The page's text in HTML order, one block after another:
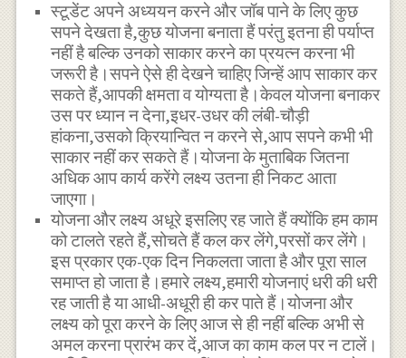
स्टूडेंट अपने अध्ययन करने और जॉब पाने के लिए कुछ
सपने देखता है,कुछ योजना बनाता हैं परंतु इतना ही पर्याप्त
नहीं है बल्कि उनको साकार करने का प्रयत्न करना भी
जरूरी है।सपने ऐसे ही देखने चाहिए जिन्हें आप साकार कर
सकते हैं,आपकी क्षमता व योग्यता है।केवल योजना बनाकर
उस पर ध्यान न देना,इधर-उधर की लंबी-चौड़ी
हांकना,उसको क्रियान्वित न करने से,आप सपने कभी भी
साकार नहीं कर सकते हैं।योजना के मुताबिक जितना
अधिक आप कार्य करेंगे लक्ष्य उतना ही निकट आता
जाएगा।
योजना और लक्ष्य अधूरे इसलिए रह जाते हैं क्योंकि हम काम
को टालते रहते हैं,सोचते हैं कल कर लेंगे,परसों कर लेंगे।
इस प्रकार एक-एक दिन निकलता जाता है और पूरा साल
समाप्त हो जाता है।हमारे लक्ष्य,हमारी योजनाएं धरी की धरी
रह जाती है या आधी-अधूरी ही कर पाते हैं।योजना और
लक्ष्य को पूरा करने के लिए आज से ही नहीं बल्कि अभी से
अमल करना प्रारंभ कर दें,आज का काम कल पर न टालें।